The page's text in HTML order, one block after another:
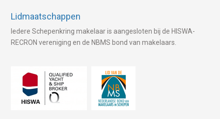
Lidmaatschappen
Iedere Schepenkring makelaar is aangesloten bij de HISWA-
RECRON vereniging en de NBMS bond van makelaars.